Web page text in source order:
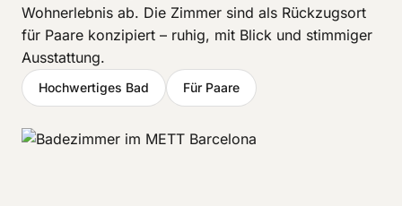
Wohnerlebnis ab. Die Zimmer sind als Rückzugsort
für Paare konzipiert – ruhig, mit Blick und stimmiger
Ausstattung.
Hochwertiges Bad Für Paare